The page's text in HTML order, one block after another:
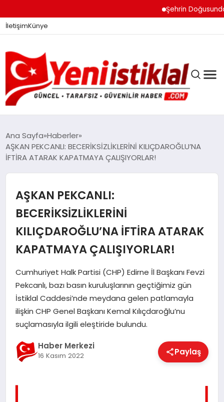
Şehrin Doğusundan
İletişimKünye
GÜNDEM
DÜNYA
EĞITIM
EKONOMI
MAGAZIN
SAĞLIK
SPOR
Ana Sayfa Haberler
AŞKAN PEKCANLI: BECERİKSİZLİKLERİNİ KILIÇDAROĞLU’NA
İFTİRA ATARAK KAPATMAYA ÇALIŞIYORLAR!
AŞKAN PEKCANLI:
BECERİKSİZLİKLERİNİ
KILIÇDAROĞLU’NA İFTİRA ATARAK
KAPATMAYA ÇALIŞIYORLAR!
Cumhuriyet Halk Partisi (CHP) Edirne İl Başkanı Fevzi
Pekcanlı, bazı basın kuruluşlarının geçtiğimiz gün
İstiklal Caddesi’nde meydana gelen patlamayla
ilişkin CHP Genel Başkanı Kemal Kılıçdaroğlu’nu
suçlamasıyla ilgili eleştiride bulundu.
Haber Merkezi
16 Kasım 2022 Paylaş